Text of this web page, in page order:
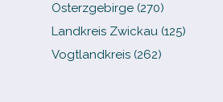
Osterzgebirge (270)
Landkreis Zwickau (125)
Vogtlandkreis (262)